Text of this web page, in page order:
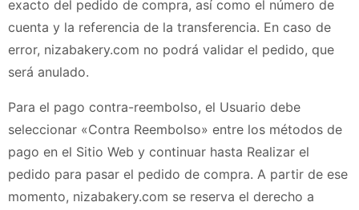
exacto del pedido de compra, así como el número de
cuenta y la referencia de la transferencia. En caso de
error, nizabakery.com no podrá validar el pedido, que
será anulado.
Para el pago contra-reembolso, el Usuario debe
seleccionar «Contra Reembolso» entre los métodos de
pago en el Sitio Web y continuar hasta Realizar el
pedido para pasar el pedido de compra. A partir de ese
momento, nizabakery.com se reserva el derecho a